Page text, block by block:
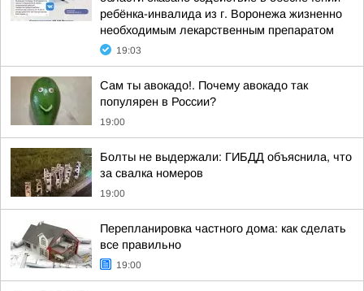
ребёнка-инвалида из г. Воронежа жизненно
необходимым лекарственным препаратом
19:03
Сам ты авокадо!. Почему авокадо так
популярен в России?
19:00
Болты не выдержали: ГИБДД объяснила, что
за свалка номеров
19:00
Перепланировка частного дома: как сделать
все правильно
19:00